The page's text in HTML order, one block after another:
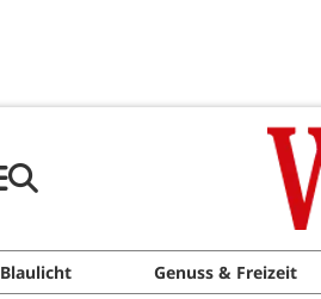
Blaulicht Genuss & Freizeit